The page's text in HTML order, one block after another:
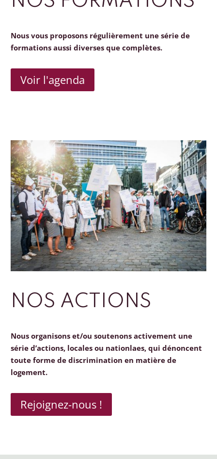
Nous vous proposons régulièrement une série de
formations aussi diverses que complètes.
Voir l'agenda
NOS ACTIONS
Nous organisons et/ou soutenons activement une
série d’actions, locales ou nationlaes, qui dénoncent
toute forme de discrimination en matière de
logement.
Rejoignez-nous !